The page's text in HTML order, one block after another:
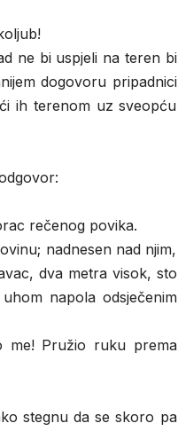
ne bi uspjeli na teren bi
dogovoru pripadnici
ih terenom uz sveopću
rečenog povika.
nadnesen nad njim,
dva metra visok, sto
napola odsječenim
me! Pružio ruku prema
stegnu da se skoro pa